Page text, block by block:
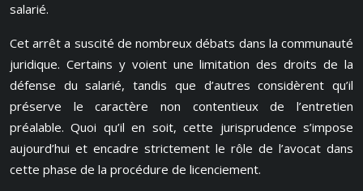
salarié.
Cet arrêt a suscité de nombreux débats dans la communauté
juridique. Certains y voient une limitation des droits de la
défense du salarié, tandis que d’autres considèrent qu’il
préserve le caractère non contentieux de l’entretien
préalable. Quoi qu’il en soit, cette jurisprudence s’impose
aujourd’hui et encadre strictement le rôle de l’avocat dans
cette phase de la procédure de licenciement.